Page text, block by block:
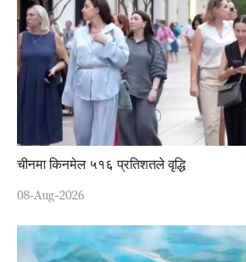
चीनमा किनमेल ५१६ प्रतिशतले वृद्धि
08-Aug-2026